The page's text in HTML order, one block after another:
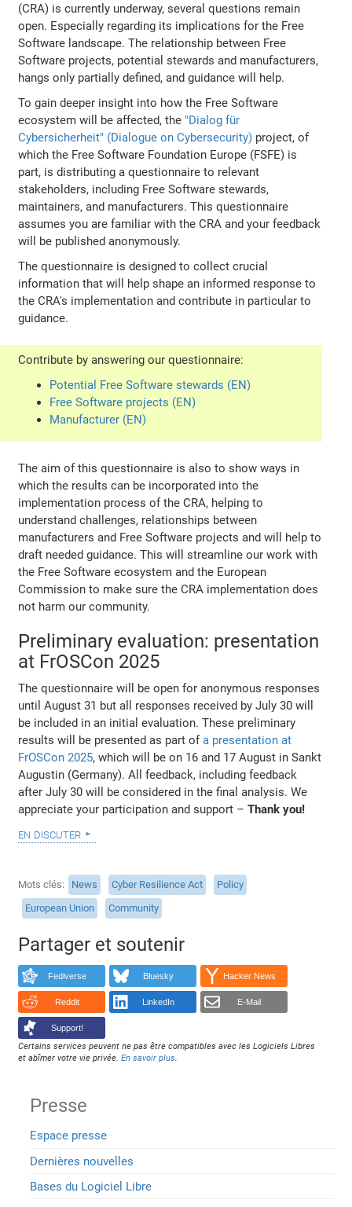
(CRA) is currently underway, several questions remain
open. Especially regarding its implications for the Free
Software landscape. The relationship between Free
Software projects, potential stewards and manufacturers,
hangs only partially defined, and guidance will help.
To gain deeper insight into how the Free Software
ecosystem will be affected, the "Dialog für
Cybersicherheit" (Dialogue on Cybersecurity) project, of
which the Free Software Foundation Europe (FSFE) is
part, is distributing a questionnaire to relevant
stakeholders, including Free Software stewards,
maintainers, and manufacturers. This questionnaire
assumes you are familiar with the CRA and your feedback
will be published anonymously.
The questionnaire is designed to collect crucial
information that will help shape an informed response to
the CRA's implementation and contribute in particular to
guidance.
Contribute by answering our questionnaire:
Potential Free Software stewards (EN)
Free Software projects (EN)
Manufacturer (EN)
The aim of this questionnaire is also to show ways in
which the results can be incorporated into the
implementation process of the CRA, helping to
understand challenges, relationships between
manufacturers and Free Software projects and will help to
draft needed guidance. This will streamline our work with
the Free Software ecosystem and the European
Commission to make sure the CRA implementation does
not harm our community.
Preliminary evaluation: presentation
at FrOSCon 2025
The questionnaire will be open for anonymous responses
until August 31 but all responses received by July 30 will
be included in an initial evaluation. These preliminary
results will be presented as part ofa presentation at
FrOSCon 2025, which will be on 16 and 17 August in Sankt
Augustin (Germany). All feedback, including feedback
after July 30 will be considered in the final analysis. We
appreciate your participation and support –Thank you!
en discuter
Mots clés News Cyber Resilience Act
Policy
European Union
Community
Partager et soutenir
Fediverse Bluesky Hacker News
Reddit LinkedIn E-Mail
Support!
Certains services peuvent ne pas être compatibles avec les Logiciels Libres
et abîmer votre vie privée.En savoir plus.
Presse
Espace presse
Dernières nouvelles
Bases du Logiciel Libre